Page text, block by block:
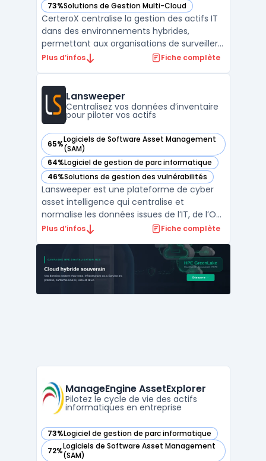
73%Solutions de Gestion Multi-Cloud
— voir CerteroX dans cette catégorie
CerteroX centralise la gestion des actifs IT
dans des environnements hybrides,
permettant aux organisations de surveiller
visibilité, coûts et conformité sur leur parc
constitue un enjeu pour les équipes de dire
Plus d’infos Fiche complète
Lansweeper
Centralisez vos données d’inventaire
pour piloter vos actifs
65%Logiciels de Software Asset Management
(SAM)
— voir Lansweeper dans cette catégorie
64%Logiciel de gestion de parc informatique
— voir Lansweeper dans cette catégorie
46%Solutions de gestion des vulnérabilités
— voir Lansweeper dans cette catégorie
Lansweeper est une plateforme de cyber
asset intelligence qui centralise et
normalise les données issues de l’IT, de l’OT,
du cloud et de l’IoT pour proposer une vue
technologiques. Elle permet aux
organisations de maintenir l’inventaire de
leurs équipements à jour, ...
Plus d’infos Fiche complète
ManageEngine AssetExplorer
Pilotez le cycle de vie des actifs
informatiques en entreprise
73%Logiciel de gestion de parc informatique
— voir ManageEngine AssetExplorer dans cette catégorie
72%Logiciels de Software Asset Management
(SAM)
— voir ManageEngine AssetExplorer dans cette catégorie